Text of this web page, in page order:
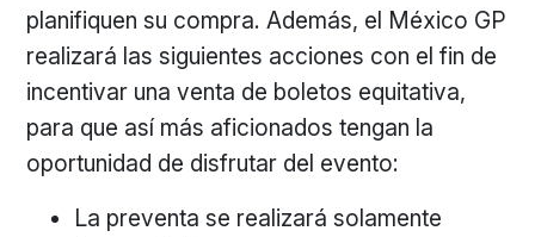
planifiquen su compra. Además, el México GP
realizará las siguientes acciones con el fin de
incentivar una venta de boletos equitativa,
para que así más aficionados tengan la
oportunidad de disfrutar del evento:
La preventa se realizará solamente